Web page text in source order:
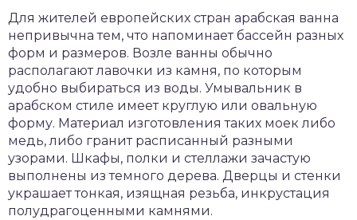
Для жителей европейских стран арабская ванна
непривычна тем, что напоминает бассейн разных
форм и размеров. Возле ванны обычно
располагают лавочки из камня, по которым
удобно выбираться из воды. Умывальник в
арабском стиле имеет круглую или овальную
форму. Материал изготовления таких моек либо
медь, либо гранит расписанный разными
узорами. Шкафы, полки и стеллажи зачастую
выполнены из темного дерева. Дверцы и стенки
украшает тонкая, изящная резьба, инкрустация
полудрагоценными камнями.